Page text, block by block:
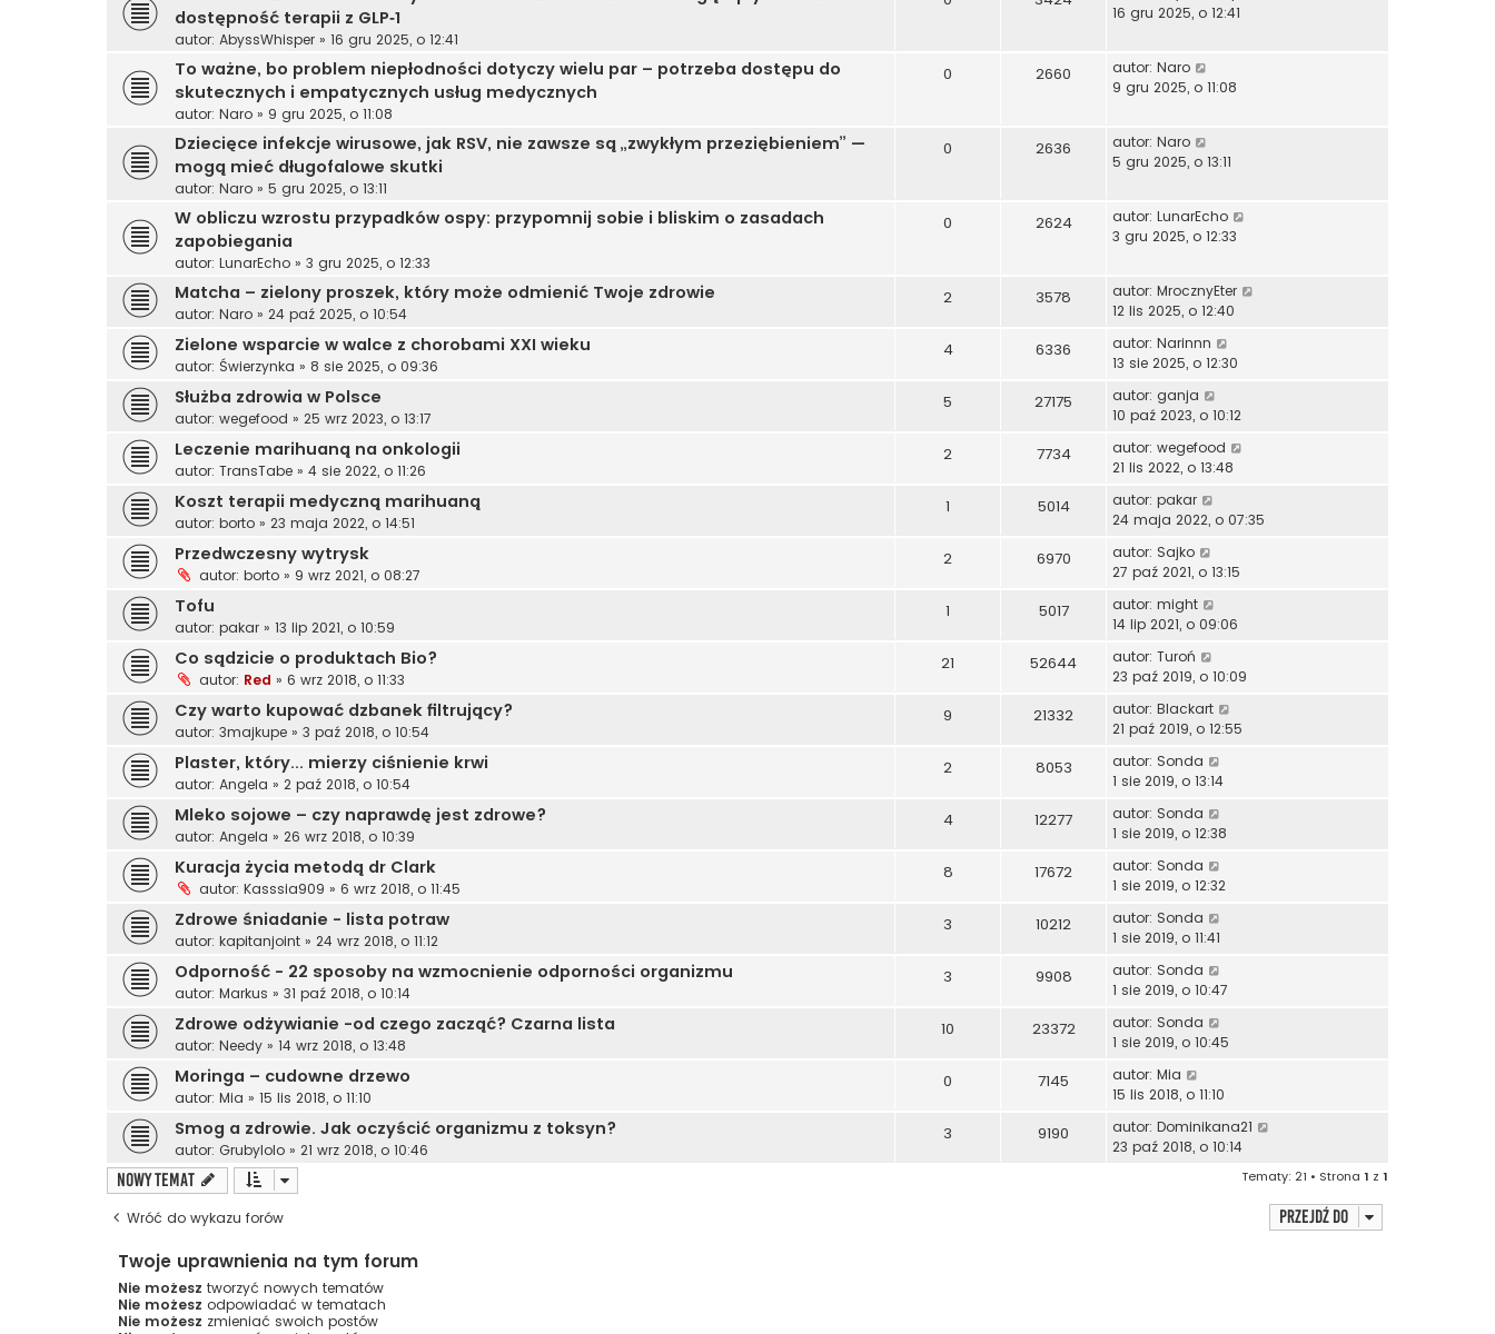
dostępność terapii z GLP‑1
autor: AbyssWhisper » 16 gru 2025, o 12:41
16 gru 2025, o 12:41
To ważne, bo problem niepłodności dotyczy wielu par – potrzeba dostępu do
skutecznych i empatycznych usług medycznych
autor: Naro » 9 gru 2025, o 11:08
0 2660 autor: Naro
9 gru 2025, o 11:08
Dziecięce infekcje wirusowe, jak RSV, nie zawsze są „zwykłym przeziębieniem” —
mogą mieć długofalowe skutki
autor: Naro » 5 gru 2025, o 13:11
0 2636 autor: Naro
5 gru 2025, o 13:11
W obliczu wzrostu przypadków ospy: przypomnij sobie i bliskim o zasadach
zapobiegania
autor: LunarEcho » 3 gru 2025, o 12:33
0 2624 autor: LunarEcho
3 gru 2025, o 12:33
Matcha – zielony proszek, który może odmienić Twoje zdrowie
autor: Naro » 24 paź 2025, o 10:54
2 3578 autor: MrocznyEter
12 lis 2025, o 12:40
Zielone wsparcie w walce z chorobami XXI wieku
autor: Świerzynka » 8 sie 2025, o 09:36
4 6336 autor: Narinnn
13 sie 2025, o 12:30
Służba zdrowia w Polsce
autor: wegefood » 25 wrz 2023, o 13:17
5 27175 autor: ganja
10 paź 2023, o 10:12
Leczenie marihuaną na onkologii
autor: TransTabe » 4 sie 2022, o 11:26
2 7734 autor: wegefood
21 lis 2022, o 13:48
Koszt terapii medyczną marihuaną
autor: borto » 23 maja 2022, o 14:51
1 5014 autor: pakar
24 maja 2022, o 07:35
Przedwczesny wytrysk
autor: borto » 9 wrz 2021, o 08:27
2 6970 autor: Sajko
27 paź 2021, o 13:15
Tofu
autor: pakar » 13 lip 2021, o 10:59
1 5017 autor: might
14 lip 2021, o 09:06
Co sądzicie o produktach Bio?
autor: Red » 6 wrz 2018, o 11:33
21 52644 autor: Turoń
23 paź 2019, o 10:09
Czy warto kupować dzbanek filtrujący?
autor: 3majkupe » 3 paź 2018, o 10:54
9 21332 autor: Blackart
21 paź 2019, o 12:55
Plaster, który... mierzy ciśnienie krwi
autor: Angela » 2 paź 2018, o 10:54
2 8053 autor: Sonda
1 sie 2019, o 13:14
Mleko sojowe – czy naprawdę jest zdrowe?
autor: Angela » 26 wrz 2018, o 10:39
4 12277 autor: Sonda
1 sie 2019, o 12:38
Kuracja życia metodą dr Clark
autor: Kasssia909 » 6 wrz 2018, o 11:45
8 17672 autor: Sonda
1 sie 2019, o 12:32
Zdrowe śniadanie - lista potraw
autor: kapitanjoint » 24 wrz 2018, o 11:12
3 10212 autor: Sonda
1 sie 2019, o 11:41
Odporność - 22 sposoby na wzmocnienie odporności organizmu
autor: Markus » 31 paź 2018, o 10:14
3 9908 autor: Sonda
1 sie 2019, o 10:47
Zdrowe odżywianie -od czego zacząć? Czarna lista
autor: Needy » 14 wrz 2018, o 13:48
10 23372 autor: Sonda
1 sie 2019, o 10:45
Moringa – cudowne drzewo
autor: Mia » 15 lis 2018, o 11:10
0 7145 autor: Mia
15 lis 2018, o 11:10
Smog a zdrowie. Jak oczyścić organizmu z toksyn?
autor: Grubylolo » 21 wrz 2018, o 10:46
3 9190 autor: Dominikana21
23 paź 2018, o 10:14
NOWY TEMAT Tematy: 21 • Strona 1 z 1
Wróć do wykazu forów Przejdź do
Twoje uprawnienia na tym forum
Nie możesz tworzyć nowych tematów
Nie możesz odpowiadać w tematach
Nie możesz zmieniać swoich postów